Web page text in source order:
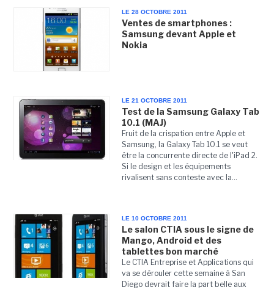
LE 28 OCTOBRE 2011
Ventes de smartphones :
Samsung devant Apple et
Nokia
LE 21 OCTOBRE 2011
Test de la Samsung Galaxy Tab
10.1 (MAJ)
Fruit de la crispation entre Apple et
Samsung, la Galaxy Tab 10.1 se veut
être la concurrente directe de l'iPad 2.
Si le design et les équipements
rivalisent sans conteste avec la...
LE 10 OCTOBRE 2011
Le salon CTIA sous le signe de
Mango, Android et des
tablettes bon marché
Le CTIA Entreprise et Applications qui
va se dérouler cette semaine à San
Diego devrait faire la part belle aux